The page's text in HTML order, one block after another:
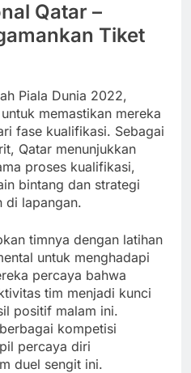
Qatar –
Tiket
Piala Dunia 2022,
memastikan mereka
fase kualifikasi. Sebagai
Qatar menunjukkan
proses kualifikasi,
bintang dan strategi
di lapangan.
timnya dengan latihan
untuk menghadapi
percaya bahwa
tim menjadi kunci
positif malam ini.
kompetisi
percaya diri
duel sengit ini.